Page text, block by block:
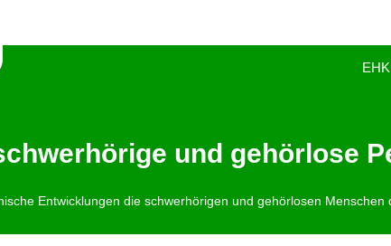
EHK
und gehörlose
Entwicklungen die schwerhörigen und gehörlosen Menschen